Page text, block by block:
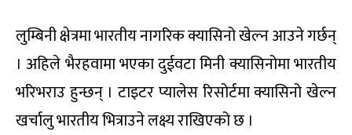
लुम्बिनी क्षेत्रमा भारतीय नागरिक क्यासिनो खेल्न आउने गर्छन्
। अहिले भैरहवामा भएका दुईवटा मिनी क्यासिनोमा भारतीय
भरिभराउ हुन्छन् । टाइटर प्यालेस रिसोर्टमा क्यासिनो खेल्न
खर्चालु भारतीय भित्राउने लक्ष्य राखिएको छ ।